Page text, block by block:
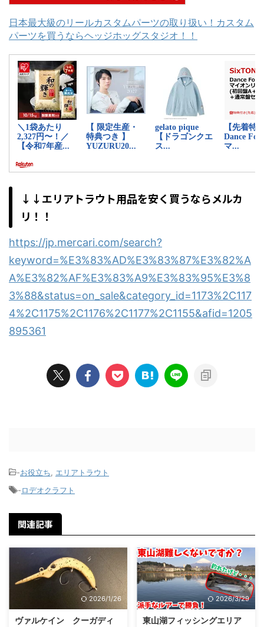
日本最大級のリールカスタムパーツの取り扱い！カスタム
パーツを買うならヘッジホッグスタジオ！！
↓↓エリアトラウト用品を安く買うならメルカ
リ！！
https://jp.mercari.com/search?
keyword=%E3%83%AD%E3%83%87%E3%82%A
A%E3%82%AF%E3%83%A9%E3%83%95%E3%8
3%88&status=on_sale&category_id=1173%2C117
4%2C1175%2C1176%2C1177%2C1155&afid=1205
895361
-お役立ち
エリアトラウト
-ロデオクラフト
関連記事
2026/1/26
ヴァルケイン クーガディ
2026/3/29
東山湖フィッシングエリア